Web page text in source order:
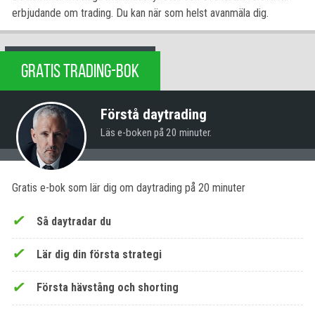
erbjudande om trading. Du kan när som helst avanmäla dig.
GRATIS TRADING-BOK
Förstå daytrading
Läs e-boken på 20 minuter.
Gratis e-bok som lär dig om daytrading på 20 minuter
Så daytradar du
Lär dig din första strategi
Första hävstång och shorting